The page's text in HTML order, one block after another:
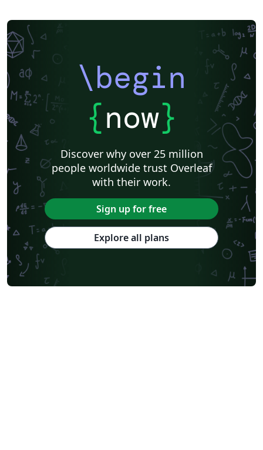
\begin
{now}
Discover why over 25 million
people worldwide trust Overleaf
with their work.
Sign up for free
Explore all plans